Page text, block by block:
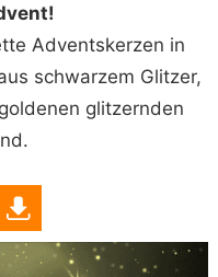
Adventskerzen in
schwarzem Glitzer,
glitzernden